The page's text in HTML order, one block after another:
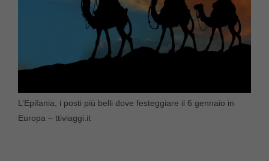
L’Epifania, i posti più belli dove festeggiare il 6 gennaio in
Europa – ttiviaggi.it